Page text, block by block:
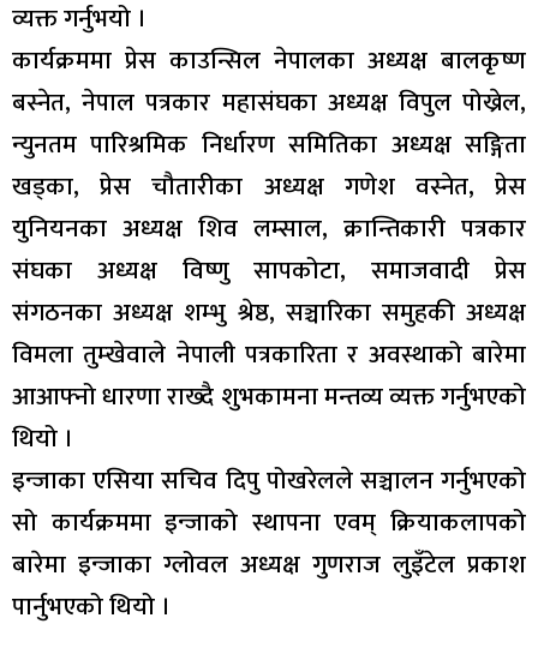
व्यक्त गर्नुभयो ।
कार्यक्रममा प्रेस काउन्सिल नेपालका अध्यक्ष बालकृष्ण
बस्नेत, नेपाल पत्रकार महासंघका अध्यक्ष विपुल पोख्रेल,
न्युनतम पारिश्रमिक निर्धारण समितिका अध्यक्ष सङ्गिता
खड्का, प्रेस चौतारीका अध्यक्ष गणेश वस्नेत, प्रेस
युनियनका अध्यक्ष शिव लम्साल, क्रान्तिकारी पत्रकार
संघका अध्यक्ष विष्णु सापकोटा, समाजवादी प्रेस
संगठनका अध्यक्ष शम्भु श्रेष्ठ, सञ्चारिका समुहकी अध्यक्ष
विमला तुम्खेवाले नेपाली पत्रकारिता र अवस्थाको बारेमा
आआफ्नो धारणा राख्दै शुभकामना मन्तव्य व्यक्त गर्नुभएको
थियो ।
इन्जाका एसिया सचिव दिपु पोखरेलले सञ्चालन गर्नुभएको
सो कार्यक्रममा इन्जाको स्थापना एवम् क्रियाकलापको
बारेमा इन्जाका ग्लोवल अध्यक्ष गुणराज लुइँटेल प्रकाश
पार्नुभएको थियो ।